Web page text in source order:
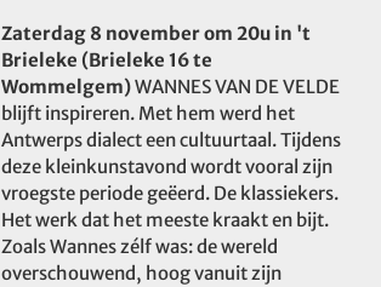
Zaterdag 8 november om 20u in 't
Brieleke (Brieleke 16 te
Wommelgem)WANNES VAN DE VELDE
blijft inspireren. Met hem werd het
Antwerps dialect een cultuurtaal. Tijdens
deze kleinkunstavond wordt vooral zijn
vroegste periode geëerd. De klassiekers.
Het werk dat het meeste kraakt en bijt.
Zoals Wannes zélf was: de wereld
overschouwend, hoog vanuit zijn